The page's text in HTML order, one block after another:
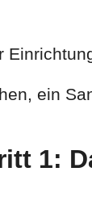
ein
1: